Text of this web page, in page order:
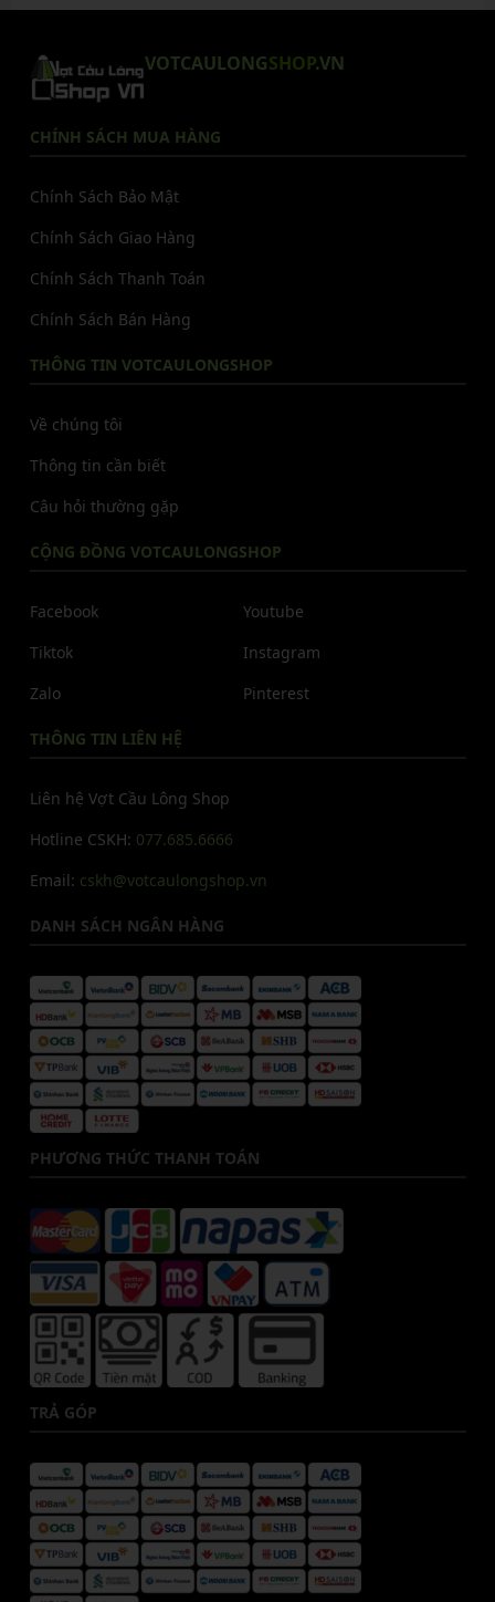
VOTCAULONGSHOP.VN
CHÍNH SÁCH MUA HÀNG
Chính Sách Bảo Mật
Chính Sách Giao Hàng
Chính Sách Thanh Toán
Chính Sách Bán Hàng
THÔNG TIN VOTCAULONGSHOP
Về chúng tôi
Thông tin cần biết
Câu hỏi thường gặp
CỘNG ĐỒNG VOTCAULONGSHOP
Facebook
Tiktok
Zalo
Youtube
Instagram
Pinterest
THÔNG TIN LIÊN HỆ
Liên hệ Vợt Cầu Lông Shop
Hotline CSKH: 077.685.6666
Email: cskh@votcaulongshop.vn
DANH SÁCH NGÂN HÀNG
PHƯƠNG THỨC THANH TOÁN
TRẢ GÓP